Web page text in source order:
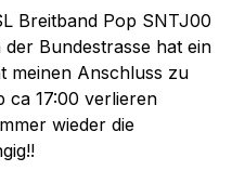
Breitband Pop SNTJ00
Bundestrasse hat ein
meinen Anschluss zu
ca 17:00 verlieren
wieder die